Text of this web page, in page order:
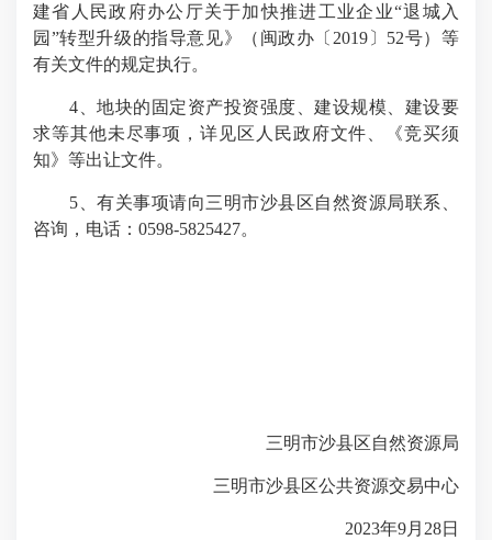
建省人民政府办公厅关于加快推进工业企业“退城入
园”转型升级的指导意见》（闽政办〔2019〕52号）等
有关文件的规定执行。
4、地块的固定资产投资强度、建设规模、建设要
求等其他未尽事项，详见区人民政府文件、《竞买须
知》等出让文件。
5、有关事项请向三明市沙县区自然资源局联系、
咨询，电话：0598-5825427。
三明市沙县区自然资源局
三明市沙县区公共资源交易中心
2023年9月28日